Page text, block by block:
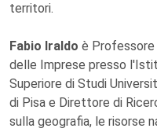
territori.
Fabio Iraldo è Professore
delle Imprese presso
Superiore di Studi
di Pisa e Direttore di
sulla geografia, le risorse